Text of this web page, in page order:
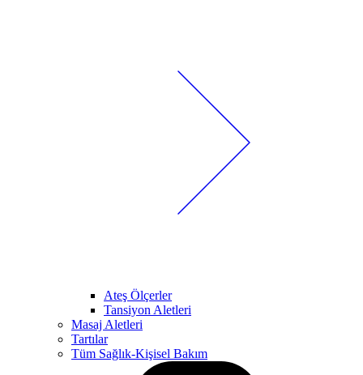
Ateş Ölçerler
Tansiyon Aletleri
Masaj Aletleri
Tartılar
Tüm Sağlık-Kişisel Bakım